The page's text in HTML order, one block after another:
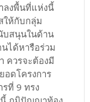
ลงพื้นที่แห่งนี้
ให้กับกลุ่ม
บสนุนในด้าน
ได้หารือร่วม
ควรจะต้องมี
อดโครงการ
ที่ 9 ทรง